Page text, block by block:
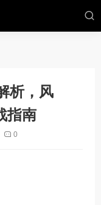
析，风
指南
0